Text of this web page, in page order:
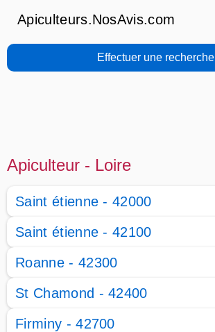
Apiculteurs.NosAvis.com
Effectuer une recherche
Apiculteur - Loire
Saint étienne - 42000
Saint étienne - 42100
Roanne - 42300
St Chamond - 42400
Firminy - 42700